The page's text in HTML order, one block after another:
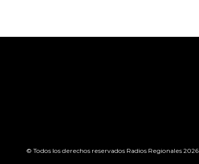
© Todos los derechos reservados Radios Regionales 2026